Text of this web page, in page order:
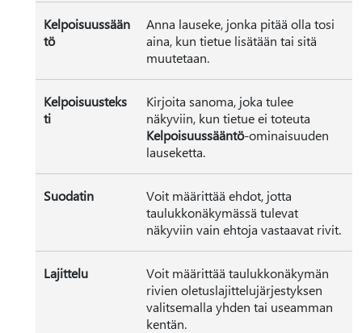
Kelpoisuussään
tö
Anna lauseke, jonka pitää olla tosi
aina, kun tietue lisätään tai sitä
muutetaan.
Kelpoisuusteks
ti
Kirjoita sanoma, joka tulee
näkyviin, kun tietue ei toteuta
Kelpoisuussääntö-ominaisuuden
lauseketta.
Suodatin
Voit määrittää ehdot, jotta
taulukkonäkymässä tulevat
näkyviin vain ehtoja vastaavat rivit.
Lajittelu
Voit määrittää taulukkonäkymän
rivien oletuslajittelujärjestyksen
valitsemalla yhden tai useamman
kentän.